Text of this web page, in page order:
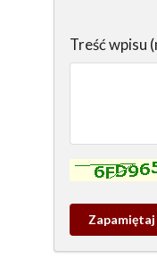
Treść wpisu
Kontrola -
Zapamietaj
wpis